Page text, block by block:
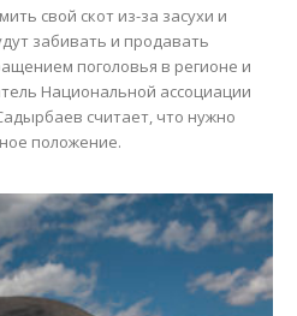
свой скот из-за засухи и
забивать и продавать
поголовья в регионе и
Национальной ассоциации
считает, что нужно
положение.